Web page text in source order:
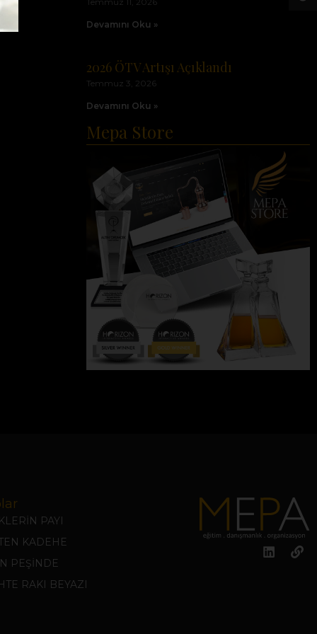
Devamını Oku »
2026 ÖTV Artışı Açıklandı
Temmuz 3, 2026
Devamını Oku »
Mepa Store
PAYI
KADEHE
PEŞİNDE
RAKI BEYAZI